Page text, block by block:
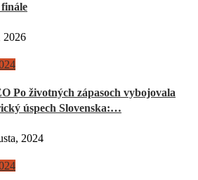
finále
2026
Po životných zápasoch vybojovala
úspech Slovenska:…
2024